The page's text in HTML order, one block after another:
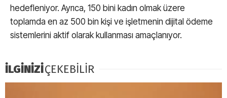
hedefleniyor. Ayrıca, 150 bini kadın olmak üzere
toplamda en az 500 bin kişi ve işletmenin dijital ödeme
sistemlerini aktif olarak kullanması amaçlanıyor.
İLGİNİZİÇEKEBİLİR